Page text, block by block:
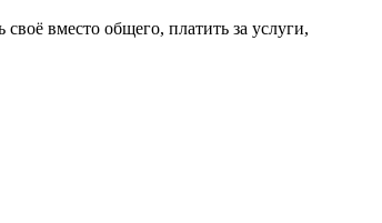
вместо общего, платить за услуги,